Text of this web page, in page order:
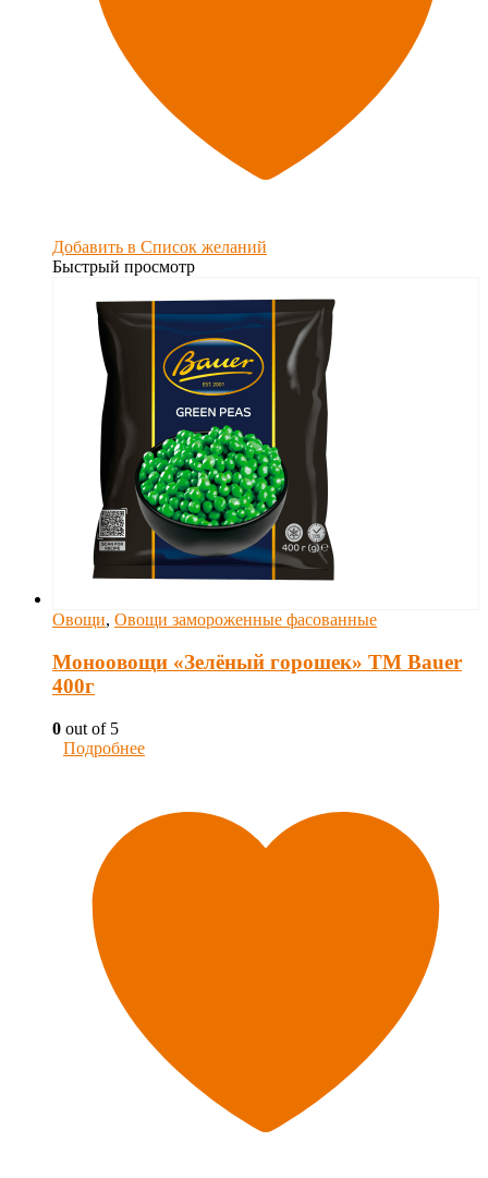
Добавить в Список желаний
Быстрый просмотр
Овощи, Овощи замороженные фасованные
Моноовощи «Зелёный горошек» ТМ Bauer
400г
0 out of 5
Подробнее